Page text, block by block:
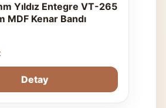
Yıldız Entegre VT-265
MDF Kenar Bandı
Detay